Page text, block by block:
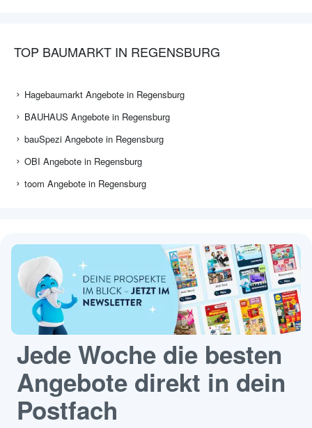
TOP BAUMARKT IN REGENSBURG
Hagebaumarkt Angebote in Regensburg
BAUHAUS Angebote in Regensburg
bauSpezi Angebote in Regensburg
OBI Angebote in Regensburg
toom Angebote in Regensburg
Jede Woche die besten
Angebote direkt in dein
Postfach